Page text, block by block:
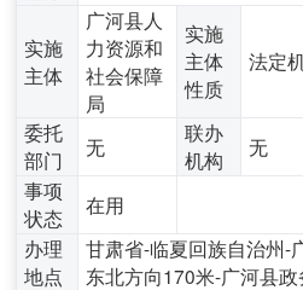
实施
主体
广河县人
力资源和
社会保障
局
实施
主体
性质
法定
委托
部门
无
联办
机构
无
事项
状态
在用
办理
地点
甘肃省-临夏回族自治州-
东北方向170米-广河县政